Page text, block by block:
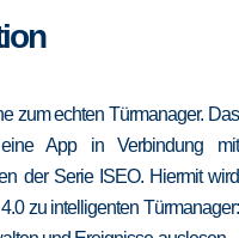
zum echten Türmanager. Das
App in Verbindung mit
der Serie ISEO. Hiermit wird
zu intelligenten Türmanager: